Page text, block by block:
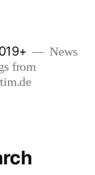
News
from